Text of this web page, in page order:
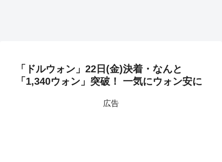
「ドルウォン」22日(金)決着・なんと
「1,340ウォン」突破！ 一気にウォン安に
広告